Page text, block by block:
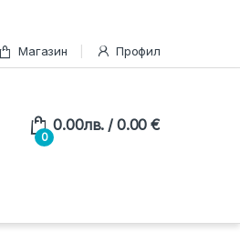
Магазин Профил
0
0.00лв. / 0.00 €